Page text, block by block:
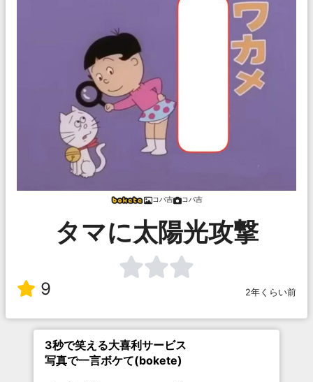
コバ吉 コバ吉
タマに太陽光攻撃
9 2年くらい前
3秒で笑える大喜利サービス
写真で一言ボケて(bokete)